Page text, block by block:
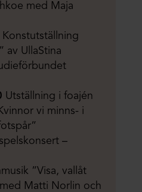
med Maja
Konstutställning
av UllaStina
Utställning i foajén
vi minns- i
–
”Visa, vallåt
Matti Norlin och